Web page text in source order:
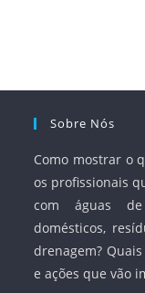
Sobre Nós
Como mostrar o
os profissionais
com águas de
domésticos,
drenagem?
e ações que vão